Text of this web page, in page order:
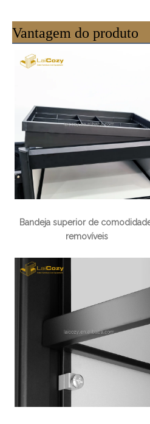
Vantagem do produto
Bandeja superior de
removíveis